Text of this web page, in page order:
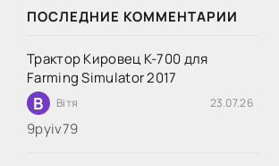
ПОСЛЕДНИЕ КОММЕНТАРИИ
Трактор Кировец К-700 для
Farming Simulator 2017
В Вітя 23.07.26
9руіv79